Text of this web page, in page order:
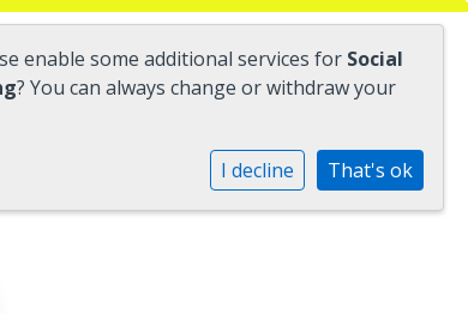
enable some additional services for Social
? You can always change or withdraw your
I decline That's ok